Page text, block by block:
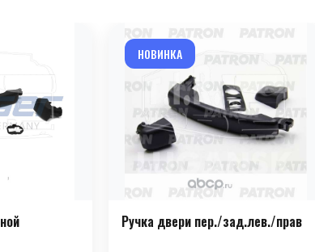
НОВИНКА
Ручка двери пер./зад.лев./прав